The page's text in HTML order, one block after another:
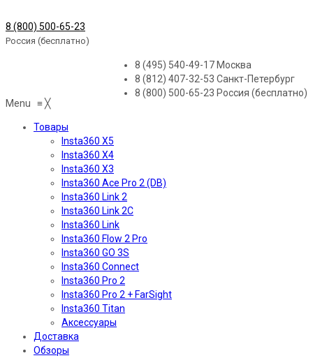
8 (800) 500-65-23
Россия (бесплатно)
8 (495) 540-49-17 Москва
8 (812) 407-32-53 Санкт-Петербург
8 (800) 500-65-23 Россия (бесплатно)
Menu ≡╳
Товары
Insta360 X5
Insta360 X4
Insta360 X3
Insta360 Ace Pro 2 (DB)
Insta360 Link 2
Insta360 Link 2C
Insta360 Link
Insta360 Flow 2 Pro
Insta360 GO 3S
Insta360 Connect
Insta360 Pro 2
Insta360 Pro 2 + FarSight
Insta360 Titan
Аксессуары
Доставка
Обзоры